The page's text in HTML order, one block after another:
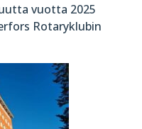
vuotta 2025
Rotaryklubin